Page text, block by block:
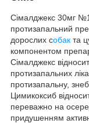
Сімалджекс 30мг
протизапальний
дорослих собак та
компонентом
Сімалджекс
протизапальних
протизапальну,
Цимикоксиб
переважно на
придушенням